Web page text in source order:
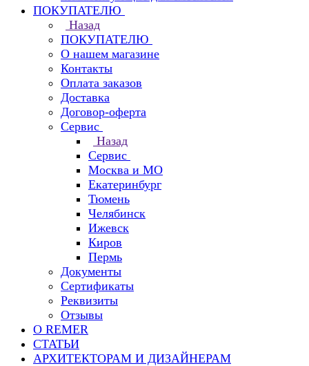
ПОКУПАТЕЛЮ
Назад
ПОКУПАТЕЛЮ
О нашем магазине
Контакты
Оплата заказов
Доставка
Договор-оферта
Сервис
Назад
Сервис
Москва и МО
Екатеринбург
Тюмень
Челябинск
Ижевск
Киров
Пермь
Документы
Сертификаты
Реквизиты
Отзывы
О REMER
СТАТЬИ
АРХИТЕКТОРАМ И ДИЗАЙНЕРАМ